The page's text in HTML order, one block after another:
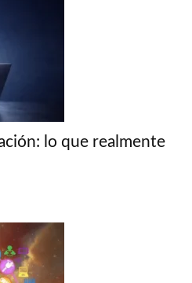
lo que realmente